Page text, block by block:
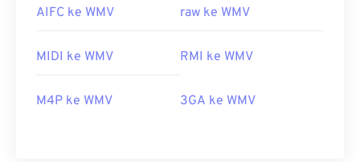
AIFC ke WMV raw ke WMV
MIDI ke WMV RMI ke WMV
M4P ke WMV 3GA ke WMV